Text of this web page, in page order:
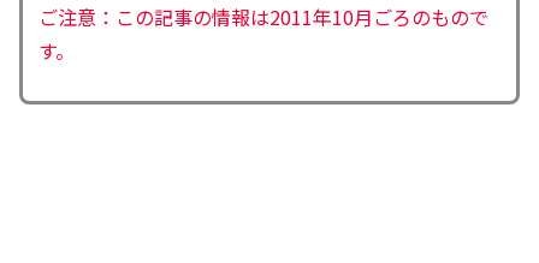
ご注意：この記事の情報は2011年10月ごろのもので
す。